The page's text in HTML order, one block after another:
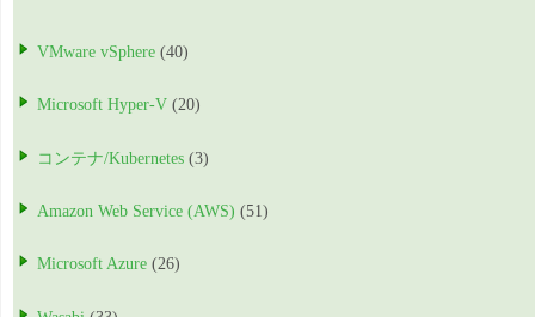
VMware vSphere (40)
Microsoft Hyper-V (20)
コンテナ/Kubernetes (3)
Amazon Web Service (AWS) (51)
Microsoft Azure (26)